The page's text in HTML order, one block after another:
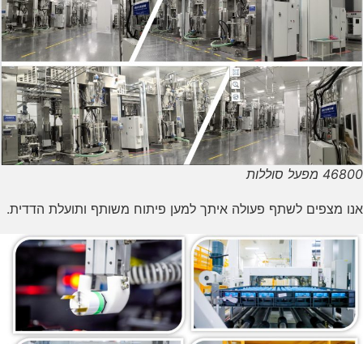
46800 מפעל סוללות
אנו מצפים לשתף פעולה איתך למען פיתוח משותף ותועלת הדדית.